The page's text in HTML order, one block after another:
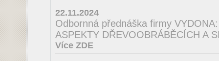
22.11.2024
Odbornná přednáška firmy VYDONA:
ASPEKTY DŘEVOOBRÁBĚCÍCH A
Více ZDE